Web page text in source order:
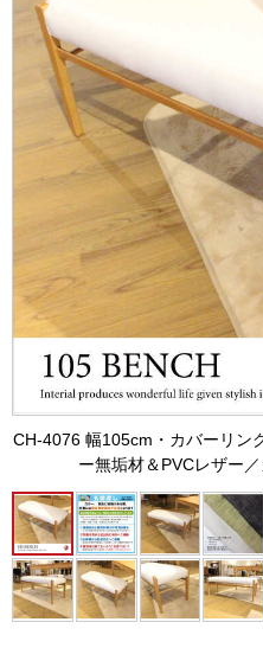
CH-4076 幅105cm・カバーリン
ー無垢材＆PVCレザー